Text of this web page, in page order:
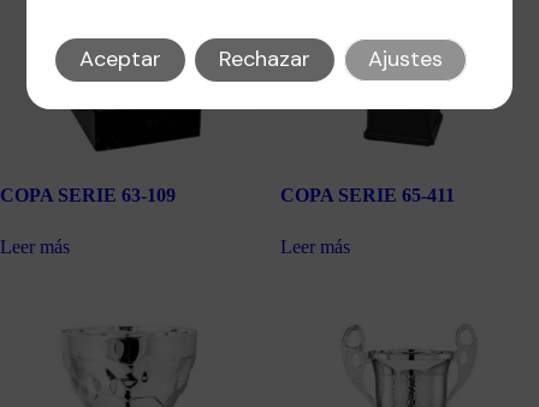
COPA SERIE 63-109
Leer más
COPA SERIE 65-411
Leer más
Aceptar Rechazar Ajustes